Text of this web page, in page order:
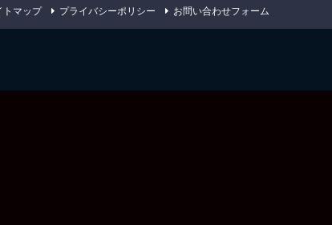
トマップ プライバシーポリシー お問い合わせフォーム